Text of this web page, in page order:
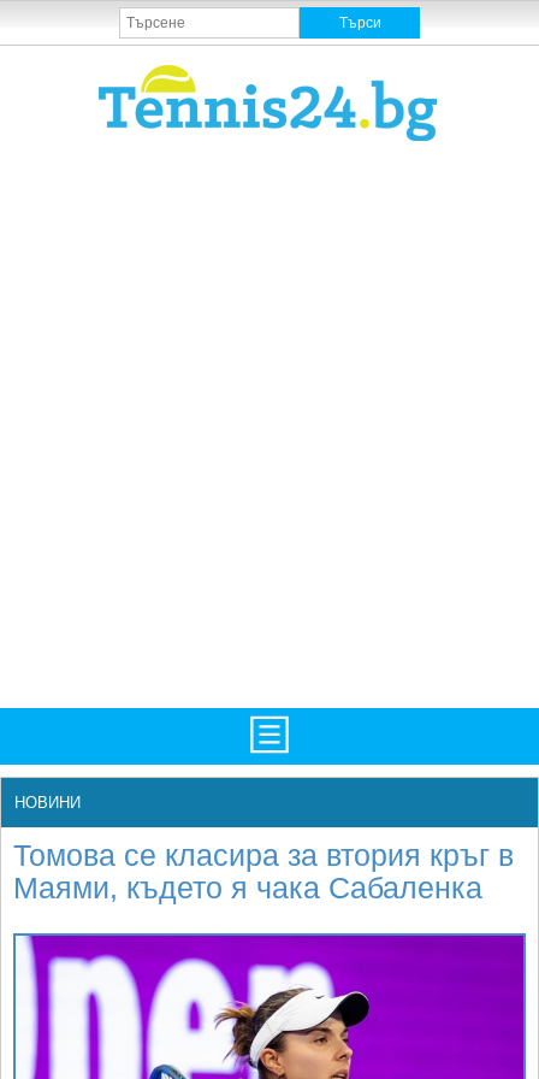
НОВИНИ
БГ
WTA
LIVE SCORES
ТУРНИРИ
Фотогалерии
Рекорди/Статистика
Екипировка
Любопитно
Истории
НОВИНИ
Томова се класира за втория кръг в
Маями, където я чака Сабаленка